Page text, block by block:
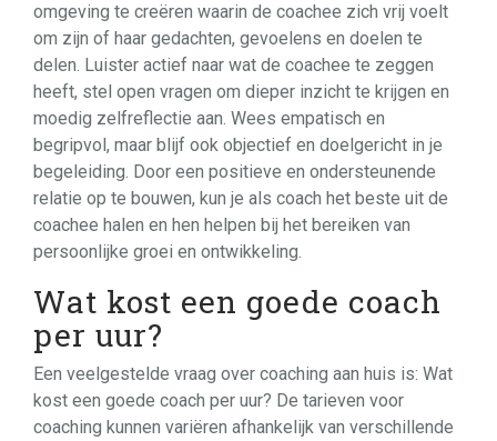
omgeving te creëren waarin de coachee zich vrij voelt
om zijn of haar gedachten, gevoelens en doelen te
delen. Luister actief naar wat de coachee te zeggen
heeft, stel open vragen om dieper inzicht te krijgen en
moedig zelfreflectie aan. Wees empatisch en
begripvol, maar blijf ook objectief en doelgericht in je
begeleiding. Door een positieve en ondersteunende
relatie op te bouwen, kun je als coach het beste uit de
coachee halen en hen helpen bij het bereiken van
persoonlijke groei en ontwikkeling.
Wat kost een goede coach
per uur?
Een veelgestelde vraag over coaching aan huis is: Wat
kost een goede coach per uur? De tarieven voor
coaching kunnen variëren afhankelijk van verschillende